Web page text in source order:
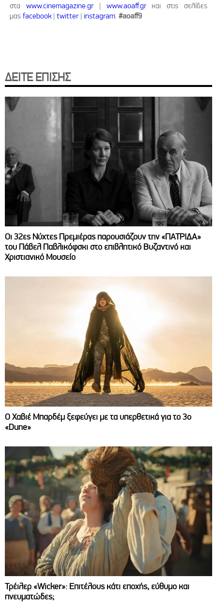
στα www.cinemagazine.gr| www.aoaff.grκαι στις σελίδες
μας facebook | twitter | instagram #aoaff9
ΔΕΙΤΕ ΕΠΙΣΗΣ
Οι 32ες Νύχτες Πρεμιέρας παρουσιάζουν την «ΠΑΤΡΙΔΑ»
του Πάβελ Παβλικόφσκι στο επιβλητικό Βυζαντινό και
Χριστιανικό Μουσείο
O Χαβιέ Μπαρδέμ ξεφεύγει με τα υπερθετικά για το 3ο
«Dune»
Τρέιλερ «Wicker»: Επιτέλους κάτι εποχής, εύθυμο και
πνευματώδες;